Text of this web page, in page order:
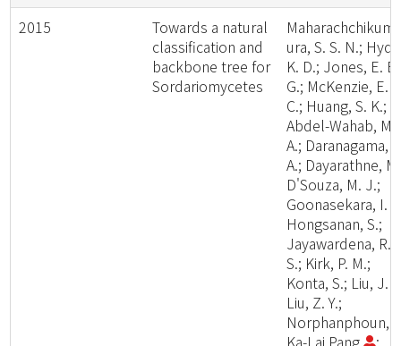
2015
Towards a natural
classification and
backbone tree for
Sordariomycetes
ura, S. S. N.;
K. D.; Jones, E. B.
G.; McKenzie, E.
C.; Huang, S. K.;
Abdel-Wahab, M.
A.; Daranagama,
A.; Dayarathne,
D'Souza, M. J.;
Goonasekara, I.
Hongsanan, S.;
Jayawardena, R.
S.; Kirk, P. M.;
Konta, S.; Liu, J.
Liu, Z. Y.;
Norphanphoun,
Ka-Lai Pang
;